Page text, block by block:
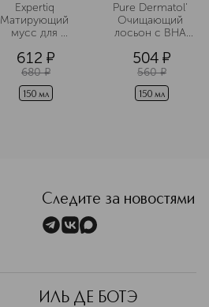
Expertiq
Матирующий
мусс для
АНА-кислотами
612 ¤
680 ¤
150 мл
Pure Dermatol'
Очищающий
лосьон c ВНА
504 ¤
560 ¤
150 мл
Следите за новостями
ИЛЬ ДЕ БОТЭ